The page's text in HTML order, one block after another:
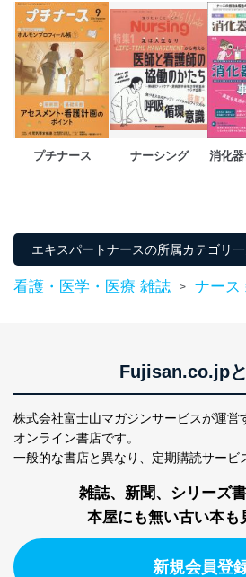
じて、個人情報保護マネジメントシ
善し、常に最良の状態を維持します
苦情及び相談受付け窓口
貴殿の個人情報及び当社の個人情報
ステムに関するご相談及び苦情につ
絡ください。
適切、かつ迅速に対応させていただ
株式会社富士山マガジンサービス
係
e-mail： cs@fujisan.co.jp
制定：2005年4月1日
当社は以下の個人情報保護管理者を
護管理者の責任のもと、個人情報を
用・提供・管理いたします。
東京都渋谷区南平台町16-11
株式会社富士山マガジンサービス
代表取締役会長 西野 伸一郎
個人情報保護管理者: 経営管理グル
プチナース ナーシング 消化
エキスパートナースの所属カテゴリ
看護・医学・医療 雑誌 > ナース
Fujisan.co.jp
株式会社富士山マガジンサービスが運営
オンライン書店です。
一般的な書店と異なり、 定期購読サービ
雑誌、新聞、シリーズ
本屋にも無い古い本も
新規会員登